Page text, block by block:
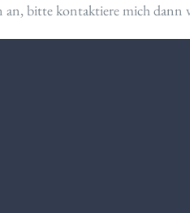
bitte kontaktiere mich dann